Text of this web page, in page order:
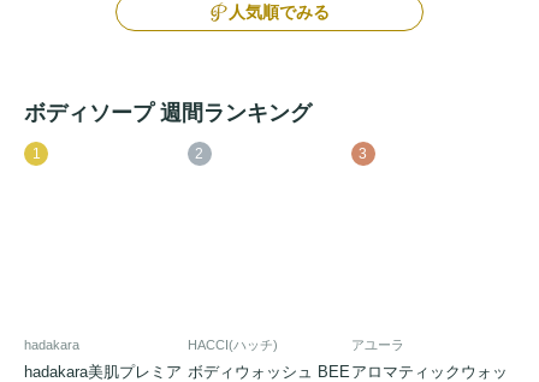
人気順でみる
ボディソープ 週間ランキング
1
hadakara
hadakara美肌プレミア
2
HACCI(ハッチ)
ボディウォッシュ BEE
3
アユーラ
アロマティックウォッ